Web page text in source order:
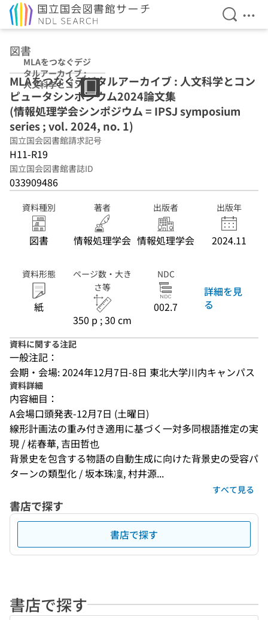
検索を
メ
図書
MLAをつなぐデジ
タルアーカイブ :
人文科学とコンピ
ュータシンポジウ
ム2024論文集 (情
報処理学会シンポ
ジウム = IPSJ
symposium
series ; vol.
2024, no. 1)
MLAをつなぐデジタルアーカイブ : 人文科学とコン
ピュータシンポジウム2024論文集
(情報処理学会シンポジウム = IPSJ symposium
series ; vol. 2024, no. 1)
国立国会図書館請求記号
H11-R19
国立国会図書館書誌ID
033909486
資料種別
図書
著者
情報処理学会
出版者
情報処理学会
出版年
2024.11
資料形態
紙
ページ数・大き
さ等
350 p ; 30 cm
NDC
002.7
詳細を見
る
資料に関する注記
一般注記：
会期・会場: 2024年12月7日-8日 東北大学川内キャンパス
資料詳細
内容細目：
A会場口頭発表-12月7日 (土曜日)
線形計画法の重み付き適用に基づく一対多同根語推定の実
現 / 楉春華, 吉田哲也
背景史を包含する物語の自動生成に向けた背景史の受容パ
ターンの類型化 / 坂本珠凜, 村井源...
すべて見る
書店で探す
書店で探す
書店で探す